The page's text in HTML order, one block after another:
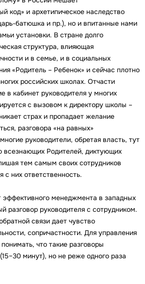
код» и архетипическое наследство
батюшка и пр.), но и впитанные нами
установки. В стране долго
структура, влияющая
и в семье, и в социальных
«Родитель – Ребенок» и сейчас плотно
российских школах. Отчасти
в кабинет руководителя у многих
с вызовом к директору школы –
страх и пропадает желание
разговора «на равных»
руководители, обретая власть, тут
Родителей, диктующих
тем самым своих сотрудников
с них ответственность.
эффективного менеджмента в западных
разговор руководителя с сотрудником.
связи дает чувство
сопричастности. Для управления
что такие разговоры
минут), но не реже одного раза